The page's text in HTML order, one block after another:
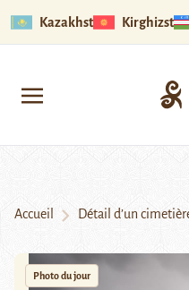
Kazakhstan Kirghizstan
Accueil Détail d’un
Photo du jour